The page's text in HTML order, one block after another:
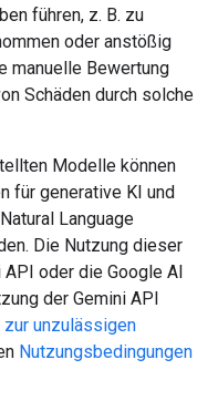
führen, z. B. zu
oder anstößig
manuelle Bewertung
Schäden durch solche
Modelle können
für generative KI und
Language
Die Nutzung dieser
API oder die Google AI
der Gemini API
zur unzulässigen
Nutzungsbedingungen